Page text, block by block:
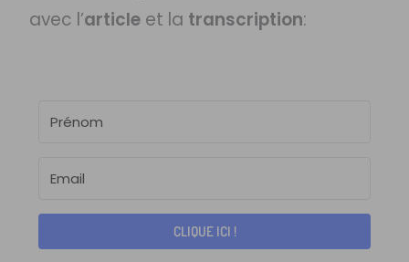
avec l’article et la transcription:
CLIQUE ICI !